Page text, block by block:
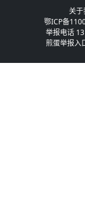
关于
鄂ICP备
举报电话
煎蛋举报入